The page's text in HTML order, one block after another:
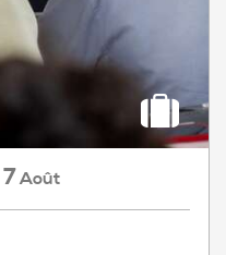
7Août